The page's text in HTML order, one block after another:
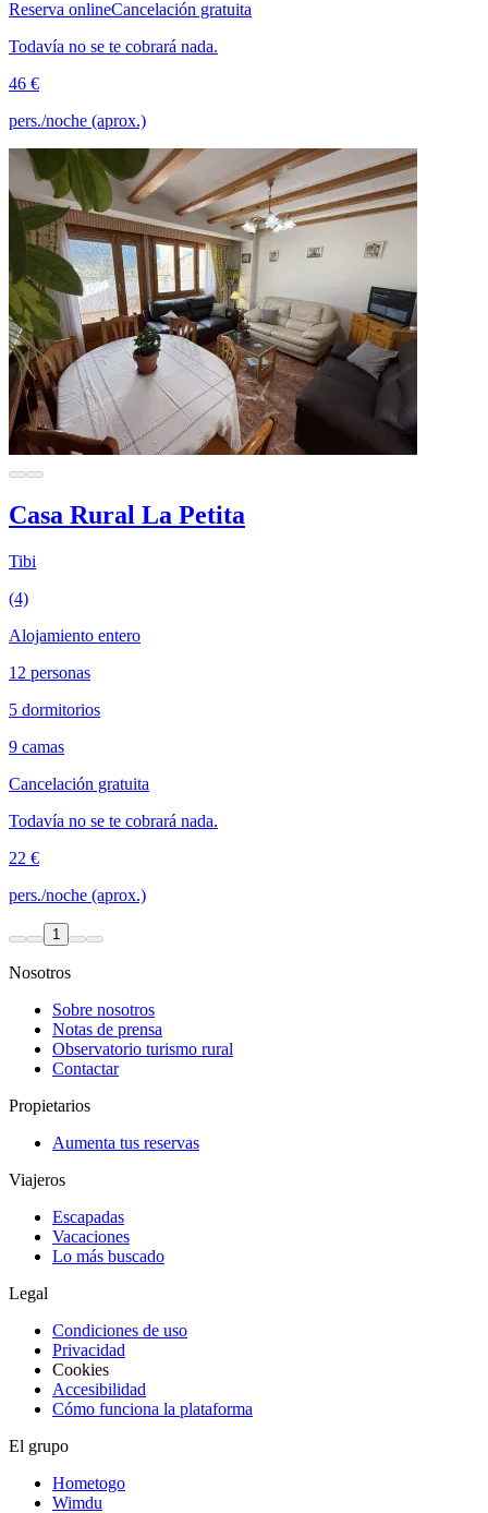
Reserva onlineCancelación gratuita
Todavía no se te cobrará nada.
46 €
pers./noche (aprox.)
Casa Rural La Petita
Tibi
(4)
Alojamiento entero
12 personas
5 dormitorios
9 camas
Cancelación gratuita
Todavía no se te cobrará nada.
22 €
pers./noche (aprox.)
1
Nosotros
Sobre nosotros
Notas de prensa
Observatorio turismo rural
Contactar
Propietarios
Aumenta tus reservas
Viajeros
Escapadas
Vacaciones
Lo más buscado
Legal
Condiciones de uso
Privacidad
Cookies
Accesibilidad
Cómo funciona la plataforma
El grupo
Hometogo
Wimdu